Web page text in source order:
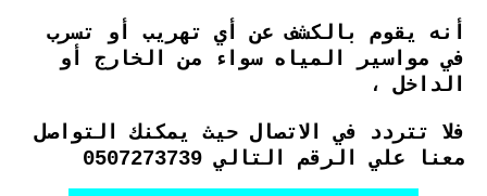
أنه يقوم بالكشف عن أي تهريب أو تسرب
في مواسير المياه سواء من الخارج أو
الداخل ،
فلا تتردد في الاتصال حيث يمكنك التواصل
معنا علي الرقم التالي 0507273739